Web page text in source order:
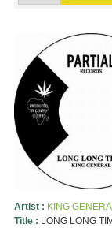
Artist : KING
Title : LONG LONG